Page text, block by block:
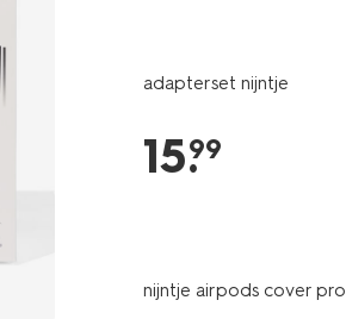
bescherming/nijntje-
ring-
39620100.html
adapterset nijntje
15.
99
nijntje airpods cover pro